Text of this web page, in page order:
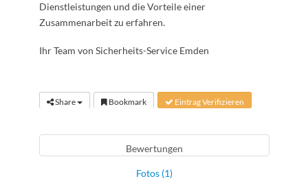
Dienstleistungen und die Vorteile einer
Zusammenarbeit zu erfahren.
Ihr Team von Sicherheits-Service Emden
Share Bookmark Eintrag Verifizieren
Bewertungen
Fotos (1)